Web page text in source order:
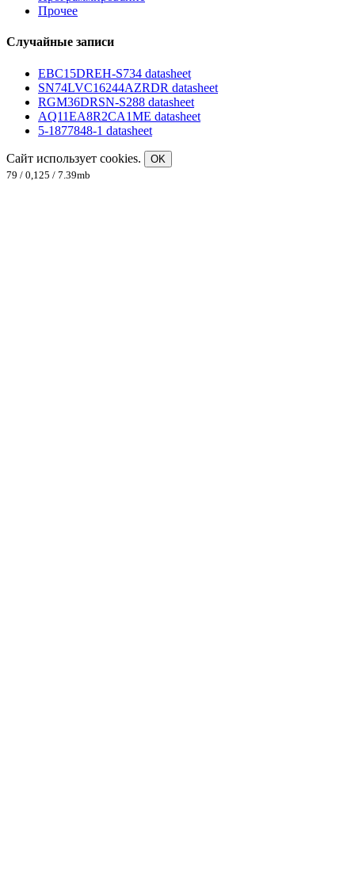
Прочее
Случайные записи
EBC15DREH-S734 datasheet
SN74LVC16244AZRDR datasheet
RGM36DRSN-S288 datasheet
AQ11EA8R2CA1ME datasheet
5-1877848-1 datasheet
Сайт использует cookies.
OK
79 / 0,125 / 7.39mb